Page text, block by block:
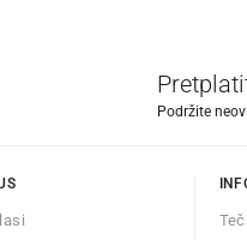
Podržite